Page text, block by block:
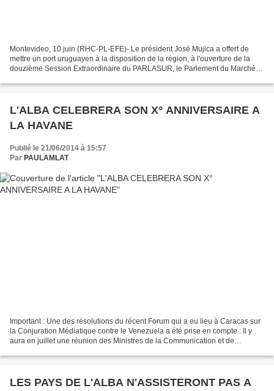
Montevideo, 10 juin (RHC-PL-EFE)- Le président José Mujica a offert de
mettre un port uruguayen à la disposition de la région, à l'ouverture de la
douzième Session Extraordinaire du PARLASUR, le Parlement du Marché
L'ALBA CELEBRERA SON X° ANNIVERSAIRE A
LA HAVANE
Publié le 21/06/2014 à 15:57
Par PAULAMLAT
Important : Une des résolutions du récent Forum qui a eu lieu à Caracas sur
la Conjuration Médiatique contre le Venezuela a été prise en compte : Il y
aura en juillet une réunion des Ministres de la Communication et de
LES PAYS DE L'ALBA N'ASSISTERONT PAS A